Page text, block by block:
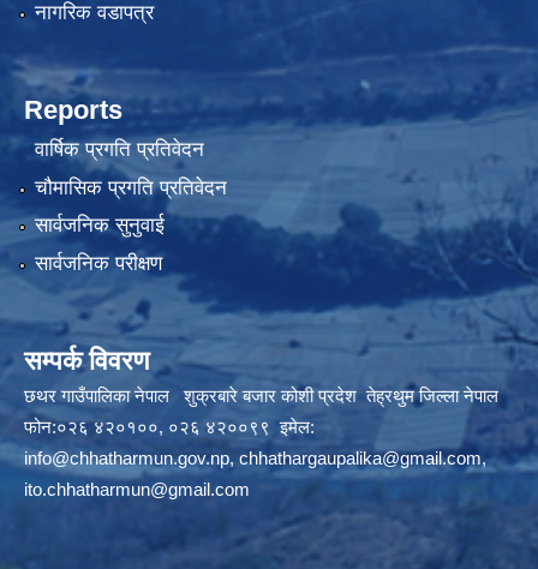
नागरिक वडापत्र
Reports
वार्षिक प्रगति प्रतिवेदन
चौमासिक प्रगति प्रतिवेदन
सार्वजनिक सुनुवाई
सार्वजनिक परीक्षण
सम्पर्क विवरण
छथर गाउँपालिका नेपाल शुक्रबारे बजार कोशी प्रदेश तेह्रथुम जिल्ला नेपाल
फोन:०२६ ४२०१००, ०२६ ४२००९९ इमेल:
info@chhatharmun.gov.np, chhathargaupalika@gmail.com,
ito.chhatharmun@gmail.com